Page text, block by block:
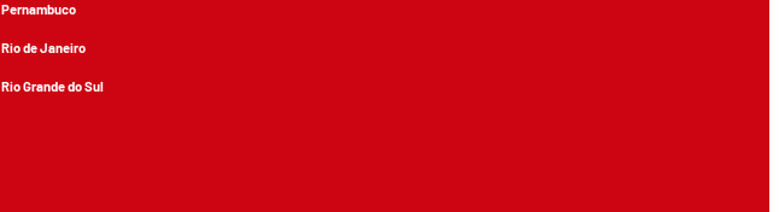
Pernambuco
Rio de Janeiro
Rio Grande do Sul